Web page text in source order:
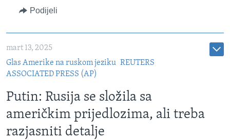
Podijeli
mart 13, 2025
Glas Amerike na ruskom jeziku REUTERS
ASSOCIATED PRESS (AP)
Putin: Rusija se složila sa
američkim prijedlozima, ali treba
razjasniti detalje